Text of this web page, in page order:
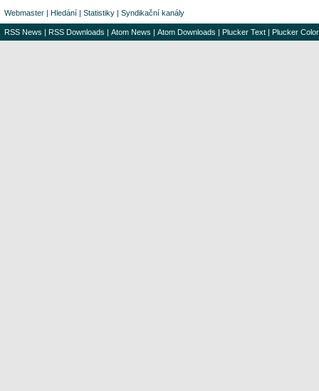
Webmaster | Hledání | Statistiky | Syndikační kanály
RSS News | RSS Downloads | Atom News | Atom Downloads | Plucker Text | Plucker Color